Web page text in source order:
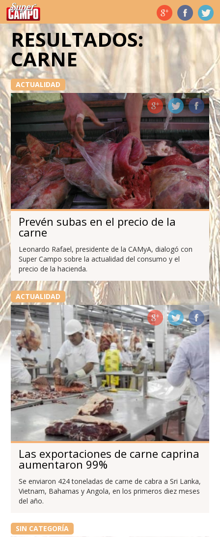
Temas de hoy
RESULTADOS:
CARNE
ACTUALIDAD
Prevén subas en el precio de la
carne
Leonardo Rafael, presidente de la CAMyA, dialogó con
Super Campo sobre la actualidad del consumo y el
precio de la hacienda.
ACTUALIDAD
Las exportaciones de carne caprina
aumentaron 99%
Se enviaron 424 toneladas de carne de cabra a Sri Lanka,
Vietnam, Bahamas y Angola, en los primeros diez meses
del año.
SIN CATEGORÍA